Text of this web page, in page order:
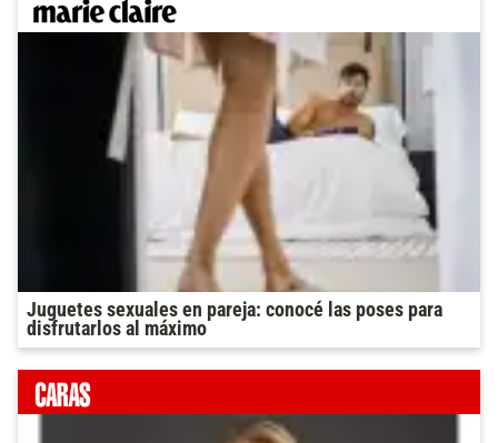
Juguetes sexuales en pareja: conocé las poses para
disfrutarlos al máximo